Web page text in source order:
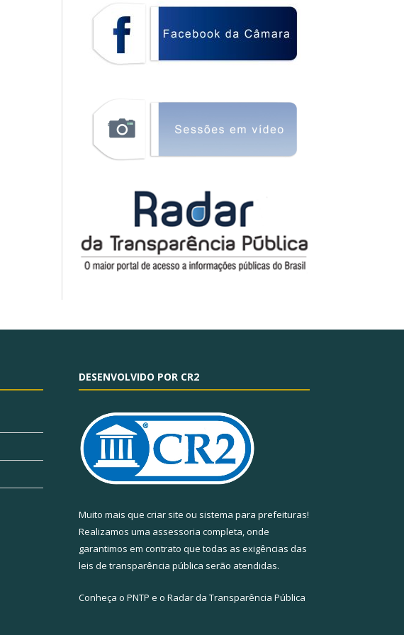
DESENVOLVIDO POR CR2
Muito mais que criar site ou sistema para prefeituras!
Realizamos uma assessoria completa, onde
garantimos em contrato que todas as exigências das
leis de transparência pública serão atendidas.
Conheça o PNTP e o Radar da Transparência Pública